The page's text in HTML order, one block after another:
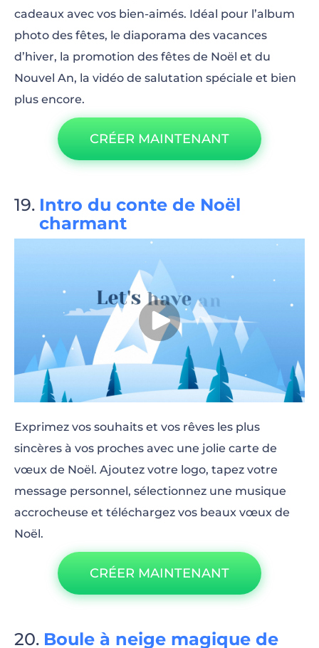
cadeaux avec vos bien-aimés. Idéal pour l’album
photo des fêtes, le diaporama des vacances
d’hiver, la promotion des fêtes de Noël et du
Nouvel An, la vidéo de salutation spéciale et bien
plus encore.
CRÉER MAINTENANT
Intro du conte de Noël
charmant
Exprimez vos souhaits et vos rêves les plus
sincères à vos proches avec une jolie carte de
vœux de Noël. Ajoutez votre logo, tapez votre
message personnel, sélectionnez une musique
accrocheuse et téléchargez vos beaux vœux de
Noël.
CRÉER MAINTENANT
Boule à neige magique de